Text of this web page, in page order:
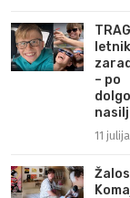
Stran s
Pravila
– po
11